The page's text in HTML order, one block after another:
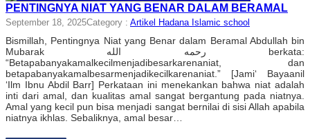
PENTINGNYA NIAT YANG BENAR DALAM BERAMAL
September 18, 2025Category : Artikel Hadana Islamic school
Bismillah, Pentingnya Niat yang Benar dalam Beramal Abdullah bin
Mubarak رحمه الله berkata:
“Betapabanyakamalkecilmenjadibesarkarenaniat, dan
betapabanyakamalbesarmenjadikecilkarenaniat.” [Jami‘ Bayaanil
‘Ilm Ibnu Abdil Barr] Perkataan ini menekankan bahwa niat adalah
inti dari amal, dan kualitas amal sangat bergantung pada niatnya.
Amal yang kecil pun bisa menjadi sangat bernilai di sisi Allah apabila
niatnya ikhlas. Sebaliknya, amal besar…